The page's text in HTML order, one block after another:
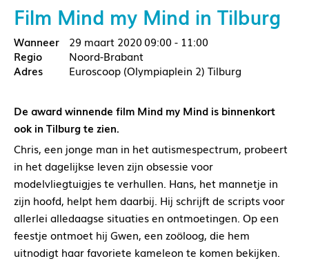
Film Mind my Mind in Tilburg
29 maart 202009:00 - 11:00
Noord-Brabant
Euroscoop (Olympiaplein 2) Tilburg
De award winnende film Mind my Mind is binnenkort
ook in Tilburg te zien.
Chris, een jonge man in het autismespectrum, probeert
in het dagelijkse leven zijn obsessie voor
modelvliegtuigjes te verhullen. Hans, het mannetje in
zijn hoofd, helpt hem daarbij. Hij schrijft de scripts voor
allerlei alledaagse situaties en ontmoetingen. Op een
feestje ontmoet hij Gwen, een zoöloog, die hem
uitnodigt haar favoriete kameleon te komen bekijken.